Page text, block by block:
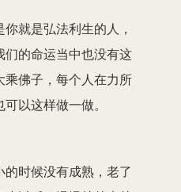
就是弘法利生的人，
的命运当中也没有这
佛子，每个人在力所
以这样做一做。
时候没有成熟，老了